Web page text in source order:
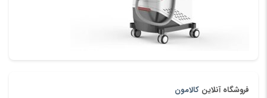
فروشگاه آنلاین کالامون